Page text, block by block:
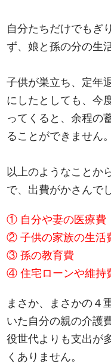
自分たちだけでもぎ
ず、娘と孫の分の生
子供が巣立ち、定年
にしたとしても、今
ってくると、余程の
ることができません。
以上のようなこと
で、出費がかさんで
① 自分や妻の医療費
② 子供の家族の生活
③ 孫の教育費
④ 住宅ローンや維持
まさか、まさかの４
いた自分の親の介護
役世代よりも支出が
くありません。